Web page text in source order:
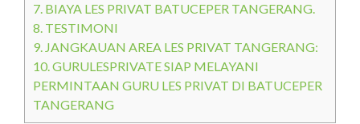
7. BIAYA LES PRIVAT BATUCEPER TANGERANG.
8. TESTIMONI
9. JANGKAUAN AREA LES PRIVAT TANGERANG:
10.GURULESPRIVATE SIAP MELAYANI
PERMINTAAN GURU LES PRIVAT DI BATUCEPER
TANGERANG